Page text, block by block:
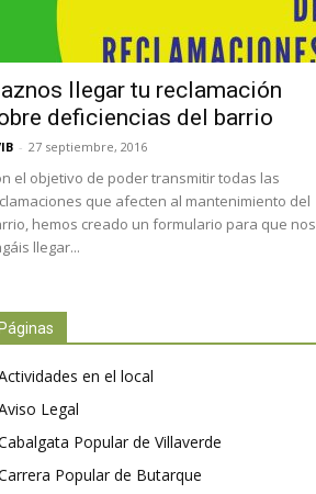
llegar tu reclamación
deficiencias del barrio
- 27 septiembre, 2016
el objetivo de poder transmitir todas las
que afecten al mantenimiento del
hemos creado un formulario para que nos
llegar...
en el local
Legal
Popular de Villaverde
Popular de Butarque